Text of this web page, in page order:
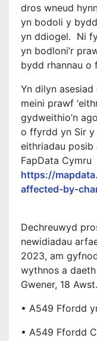
dros wneud
yn bodoli y
yn ddiogel. Ni
yn bodloni’r
bydd rhannau o
Yn dilyn
meini prawf
gydweithio’n
o ffyrdd yn Sir y
eithriadau posib
FapData Cymru
https://
affected-by-
Dechreuwyd
newidiadau
2023, am
wythnos a
Gwener, 18 Awst.
• A549 Ffordd
• A549 Ffordd